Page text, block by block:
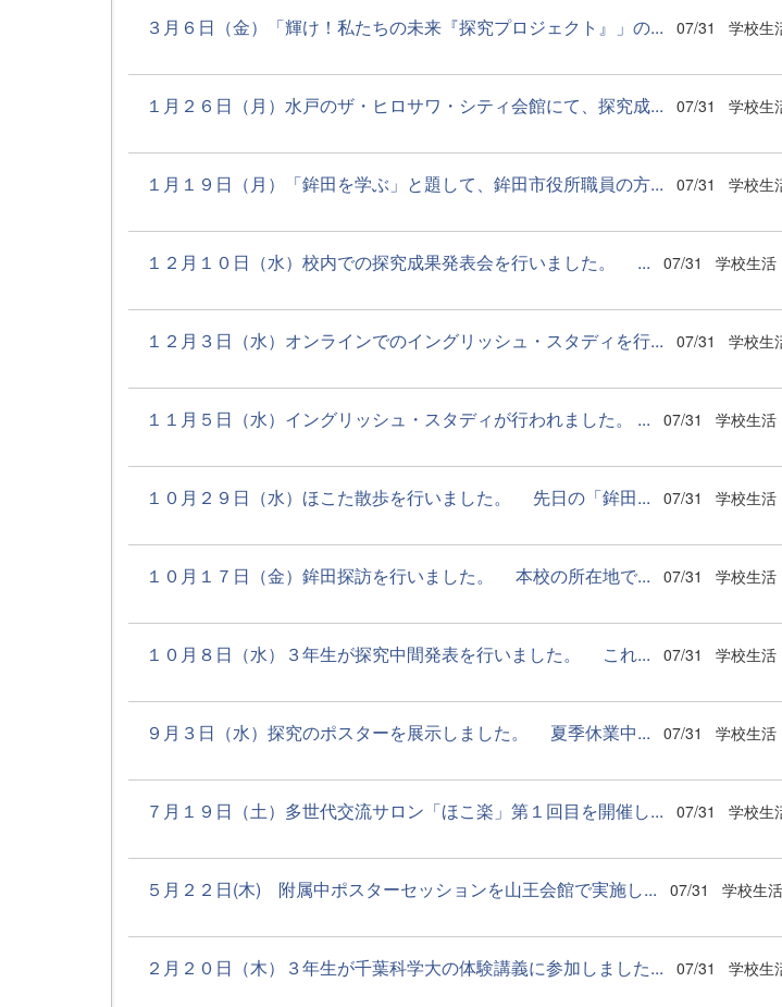
３月６日（金）「輝け！私たちの未来『探究プロジェクト』」の... 07/31 学校生
１月２６日（月）水戸のザ・ヒロサワ・シティ会館にて、探究成... 07/31 学校生
１月１９日（月）「鉾田を学ぶ」と題して、鉾田市役所職員の方... 07/31 学校生
１２月１０日（水）校内での探究成果発表会を行いました。 ... 07/31 学校生活
１２月３日（水）オンラインでのイングリッシュ・スタディを行... 07/31 学校生
１１月５日（水）イングリッシュ・スタディが行われました。 ... 07/31 学校生活
１０月２９日（水）ほこた散歩を行いました。 先日の「鉾田... 07/31 学校生活
１０月１７日（金）鉾田探訪を行いました。 本校の所在地で... 07/31 学校生活
１０月８日（水）３年生が探究中間発表を行いました。 これ... 07/31 学校生活
９月３日（水）探究のポスターを展示しました。 夏季休業中... 07/31 学校生活
７月１９日（土）多世代交流サロン「ほこ楽」第１回目を開催し... 07/31 学校生
５月２２日(木) 附属中ポスターセッションを山王会館で実施し... 07/31 学校生活
２月２０日（木）３年生が千葉科学大の体験講義に参加しました... 07/31 学校生